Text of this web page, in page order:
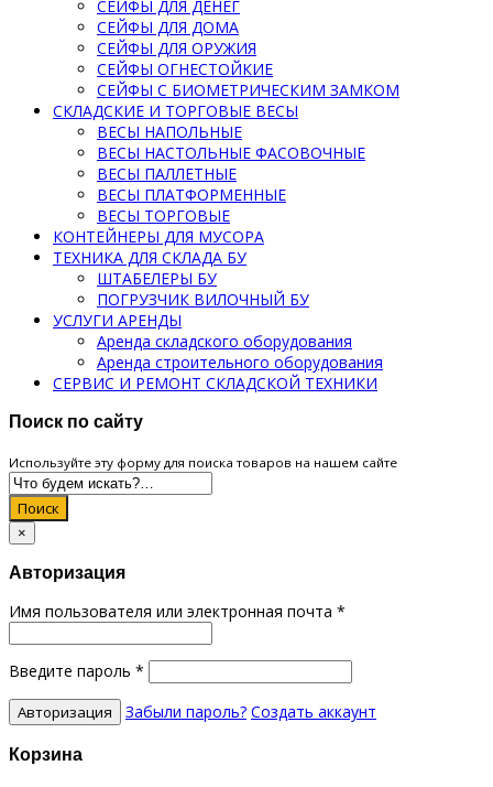
СЕЙФЫ ДЛЯ ДЕНЕГ
СЕЙФЫ ДЛЯ ДОМА
СЕЙФЫ ДЛЯ ОРУЖИЯ
СЕЙФЫ ОГНЕСТОЙКИЕ
СЕЙФЫ С БИОМЕТРИЧЕСКИМ ЗАМКОМ
СКЛАДСКИЕ И ТОРГОВЫЕ ВЕСЫ
ВЕСЫ НАПОЛЬНЫЕ
ВЕСЫ НАСТОЛЬНЫЕ ФАСОВОЧНЫЕ
ВЕСЫ ПАЛЛЕТНЫЕ
ВЕСЫ ПЛАТФОРМЕННЫЕ
ВЕСЫ ТОРГОВЫЕ
КОНТЕЙНЕРЫ ДЛЯ МУСОРА
ТЕХНИКА ДЛЯ СКЛАДА БУ
ШТАБЕЛЕРЫ БУ
ПОГРУЗЧИК ВИЛОЧНЫЙ БУ
УСЛУГИ АРЕНДЫ
Аренда складского оборудования
Аренда строительного оборудования
СЕРВИС И РЕМОНТ СКЛАДСКОЙ ТЕХНИКИ
Поиск по сайту
Используйте эту форму для поиска товаров на нашем сайте
Поиск
×
Авторизация
Имя пользователя или электронная почта *
Введите пароль *
Забыли пароль? Создать аккаунт
Корзина